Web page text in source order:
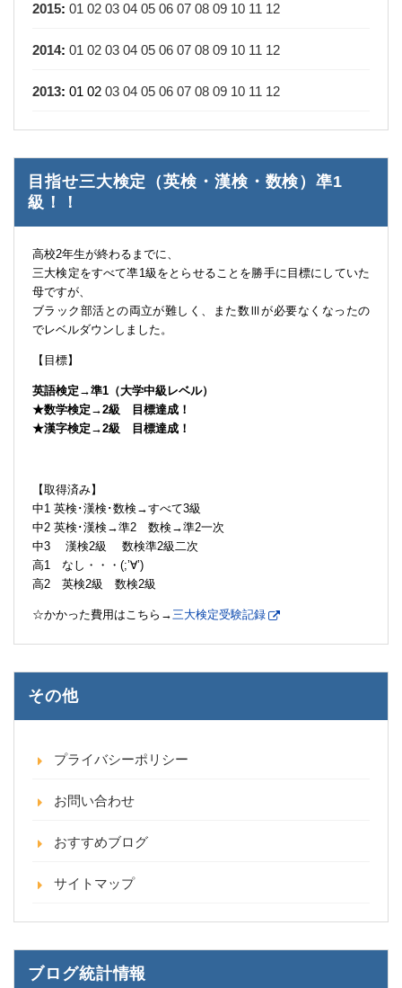
2015: 01 02 03 04 05 06 07 08 09 10 11 12
2014: 01 02 03 04 05 06 07 08 09 10 11 12
2013: 01 02 03 04 05 06 07 08 09 10 11 12
目指せ三大検定（英検・漢検・数検）凖1
級！！
高校2年生が終わるまでに、
三大検定をすべて凖1級をとらせることを勝手に目標にしていた
母ですが、
ブラック部活との両立が難しく、また数Ⅲが必要なくなったの
でレベルダウンしました。
【目標】
英語検定→準1（大学中級レベル）
★数学検定→2級 目標達成！
★漢字検定→2級 目標達成！
【取得済み】
中1 英検･漢検･数検→すべて3級
中2 英検･漢検→準2 数検→準2一次
中3 漢検2級 数検準2級二次
高1 なし・・・(;’∀’)
高2 英検2級 数検2級
☆かかった費用はこちら→三大検定受験記録
その他
プライバシーポリシー
お問い合わせ
おすすめブログ
サイトマップ
ブログ統計情報